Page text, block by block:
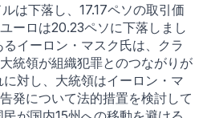
は下落し、17.17ペソの取引価
ーロは20.23ペソに下落しまし
イーロン・マスク氏は、クラ
統領が組織犯罪とのつながりが
対し、大統領はイーロン・マ
発について法的措置を検討して